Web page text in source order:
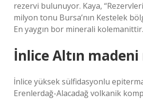
rezervi bulunuyor. Kaya,
milyon tonu Bursa’nın Kestelek
En yaygın bor minerali kolemanittir.
İnlice Altın madeni
İnlice yüksek sülfidasyonlu
Erenlerdağ-Alacadağ volkanik